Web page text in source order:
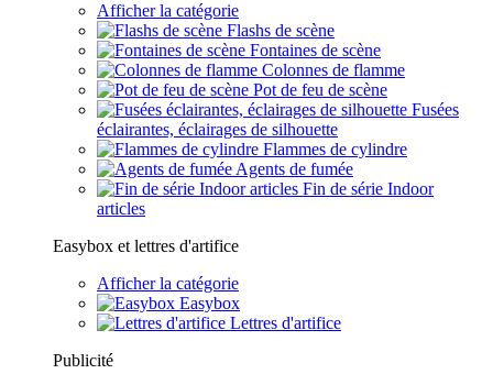
Afficher la catégorie
Flashs de scène
Fontaines de scène
Colonnes de flamme
Pot de feu de scène
Fusées
éclairantes, éclairages de silhouette
Flammes de cylindre
Agents de fumée
Fin de série Indoor
articles
Easybox et lettres d'artifice
Afficher la catégorie
Easybox
Lettres d'artifice
Publicité